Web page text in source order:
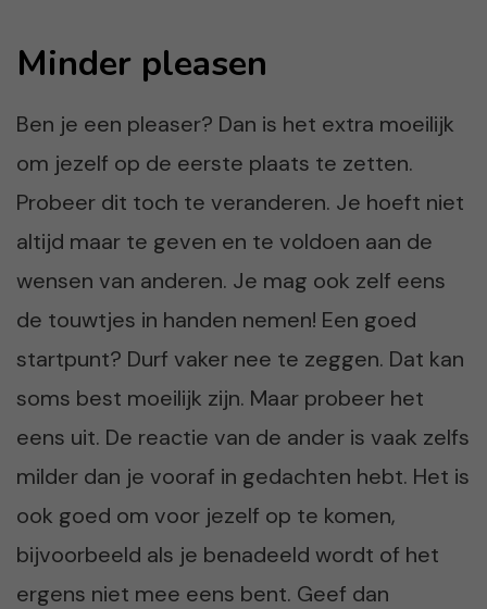
Minder pleasen
Ben je een pleaser? Dan is het extra moeilijk
om jezelf op de eerste plaats te zetten.
Probeer dit toch te veranderen. Je hoeft niet
altijd maar te geven en te voldoen aan de
wensen van anderen. Je mag ook zelf eens
de touwtjes in handen nemen! Een goed
startpunt? Durf vaker nee te zeggen. Dat kan
soms best moeilijk zijn. Maar probeer het
eens uit. De reactie van de ander is vaak zelfs
milder dan je vooraf in gedachten hebt. Het is
ook goed om voor jezelf op te komen,
bijvoorbeeld als je benadeeld wordt of het
ergens niet mee eens bent. Geef dan